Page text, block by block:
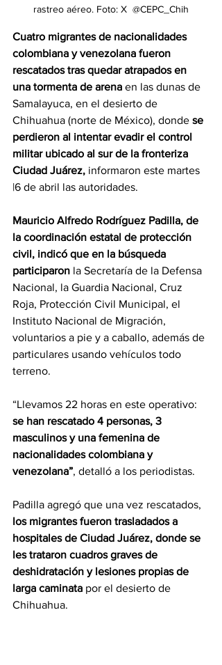
rastreo aéreo. Foto: X  @CEPC_Chih
Cuatro migrantes de nacionalidades
colombiana y venezolana fueron
rescatados tras quedar atrapados en
una tormenta de arena en las dunas de
Samalayuca, en el desierto de
Chihuahua (norte de México), donde se
perdieron al intentar evadir el control
militar ubicado al sur de la fronteriza
Ciudad Juárez, informaron este martes
|6 de abril las autoridades.
Mauricio Alfredo Rodríguez Padilla, de
la coordinación estatal de protección
civil, indicó que en la búsqueda
participaron la Secretaría de la Defensa
Nacional, la Guardia Nacional, Cruz
Roja, Protección Civil Municipal, el
Instituto Nacional de Migración,
voluntarios a pie y a caballo, además de
particulares usando vehículos todo
terreno.
“Llevamos 22 horas en este operativo:
se han rescatado 4 personas, 3
masculinos y una femenina de
nacionalidades colombiana y
venezolana”, detalló a los periodistas.
Padilla agregó que una vez rescatados,
los migrantes fueron trasladados a
hospitales de Ciudad Juárez, donde se
les trataron cuadros graves de
deshidratación y lesiones propias de
larga caminata por el desierto de
Chihuahua.